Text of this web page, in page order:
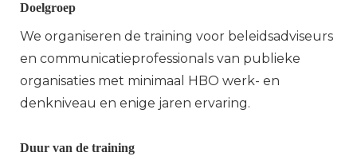
Doelgroep
We organiseren de training voor beleidsadviseurs
en communicatieprofessionals van publieke
organisaties met minimaal HBO werk- en
denkniveau en enige jaren ervaring.
Duur van de training